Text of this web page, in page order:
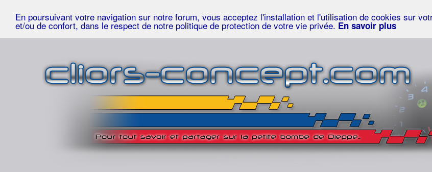
En poursuivant votre navigation sur notre forum, vous acceptez l'installation et l'utilisation de cookies sur
et/ou de confort, dans le respect de notre politique de protection de votre vie privée. En savoir plus